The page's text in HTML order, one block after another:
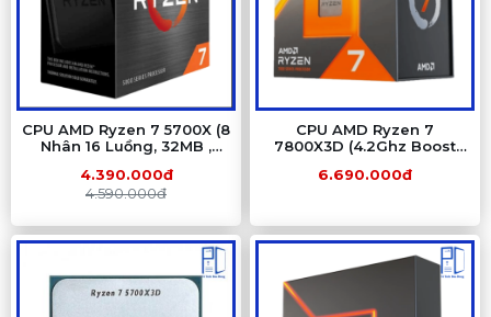
CPU AMD Ryzen 7 5700X (8
Nhân 16 Luồng, 32MB ,
Hãng
4.390.000đ
4.590.000đ
CPU AMD Ryzen 7
7800X3D (4.2Ghz Boost
104Mb) Tray New
6.690.000đ